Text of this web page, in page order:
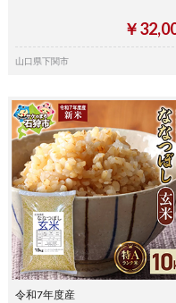
￥
山口県下関市
令和7年度産